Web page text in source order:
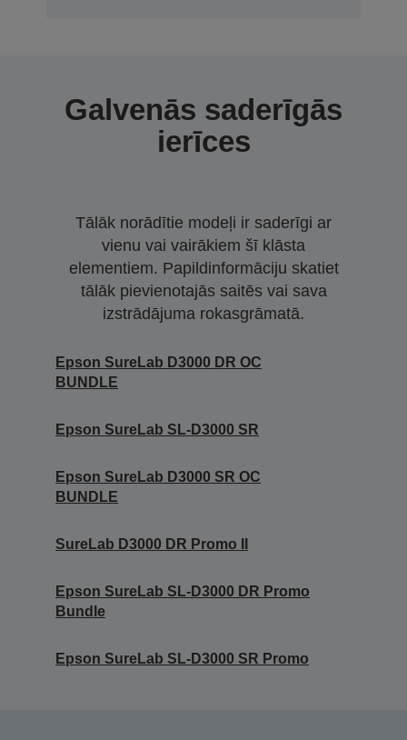
Galvenās saderīgās
ierīces
Tālāk norādītie modeļi ir saderīgi ar
vienu vai vairākiem šī klāsta
elementiem. Papildinformāciju skatiet
tālāk pievienotajās saitēs vai sava
izstrādājuma rokasgrāmatā.
Epson SureLab D3000 DR OC
BUNDLE
Epson SureLab SL-D3000 SR
Epson SureLab D3000 SR OC
BUNDLE
SureLab D3000 DR Promo II
Epson SureLab SL-D3000 DR Promo
Bundle
Epson SureLab SL-D3000 SR Promo